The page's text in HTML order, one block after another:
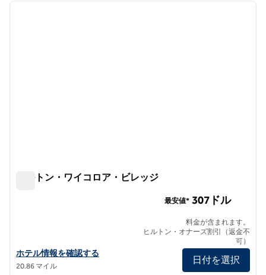
1/12
次の
ヒルトン・ワイコロア・ビレッジ
ヒルトン・ワイコロア・ビレッジの詳細を見る
ホテル情報を確認する
20.86 マイル
最安値* 307ドル
料金が含まれます。
ヒルトン・オナーズ割引（返金不
可）
日付を選択